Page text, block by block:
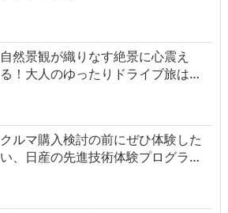
自然景観が織りなす絶景に心震え
る！大人のゆったりドライブ旅は…
クルマ購入検討の前にぜひ体験した
い、日産の先進技術体験プログラ…